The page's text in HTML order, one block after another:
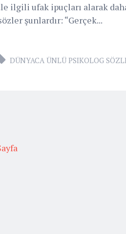
ilgili ufak ipuçları alarak
şunlardır: “Gerçek...
DÜNYACA ÜNLÜ PSIKOLOG